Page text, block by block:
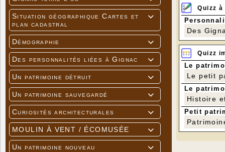

Situation géographique Cartes et
plan cadastral

Démographie

Des personnalités liées à Gignac

Un patrimoine détruit

Un patrimoine sauvegardé

Curiosités architecturales

MOULIN À VENT / ÉCOMUSÉE

Un patrimoine nouveau
Règles
notamment
>
Pas
Les
port
Nous
tous.
Solange
Quizz
Des
Quizz
Le
Le petit
Le
Histoire
Petit